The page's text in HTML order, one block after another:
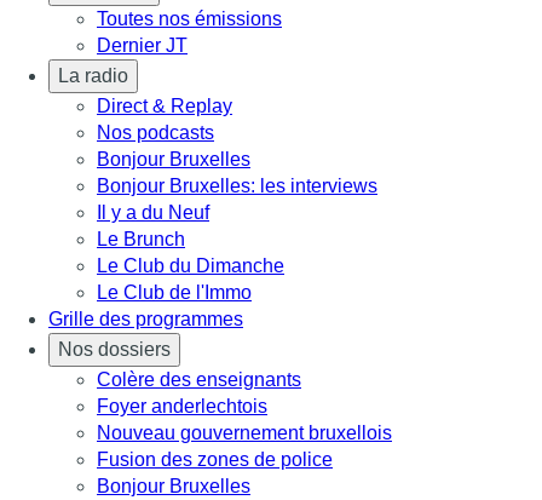
Toutes nos émissions
Dernier JT
La radio
Direct & Replay
Nos podcasts
Bonjour Bruxelles
Bonjour Bruxelles: les interviews
Il y a du Neuf
Le Brunch
Le Club du Dimanche
Le Club de l'Immo
Grille des programmes
Nos dossiers
Colère des enseignants
Foyer anderlechtois
Nouveau gouvernement bruxellois
Fusion des zones de police
Bonjour Bruxelles